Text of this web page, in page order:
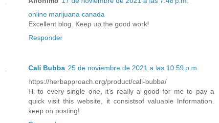
online marijuana canada
Excellent blog. Keep up the good work!
Responder
Cali Bubba 25 de noviembre de 2021 a las 10:59 p.m.
https://herbapproach.org/product/cali-bubba/
Hi to every single one, it’s really a good for me to pay a
quick visit this website, it consistsof valuable Information.
keep on posting!